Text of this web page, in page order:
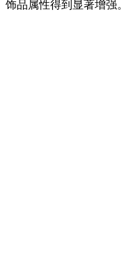
饰品属性得到显著增强。